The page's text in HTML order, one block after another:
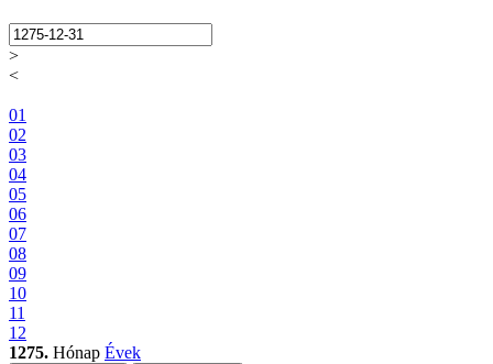
>
<
01
02
03
04
05
06
07
08
09
10
11
12
1275. Hónap Évek